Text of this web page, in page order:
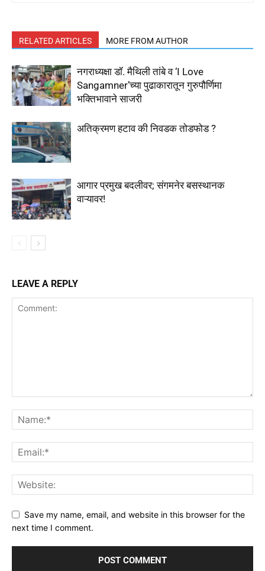
RELATED ARTICLES MORE FROM AUTHOR
नगराध्यक्षा डॉ. मैथिली तांबे व ‘I Love
Sangamner’च्या पुढाकारातून गुरुपौर्णिमा
भक्तिभावाने साजरी
अतिक्रमण हटाव की निवडक तोडफोड ?
आगार प्रमुख बदलीवर; संगमनेर बसस्थानक
वाऱ्यावर!
LEAVE A REPLY
Save my name, email, and website in this browser for the
next time I comment.